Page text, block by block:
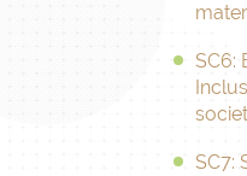
SC6:
SC7: